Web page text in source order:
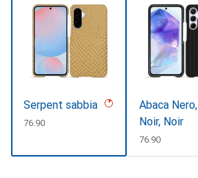
Serpent sabbia
CHF
76.90
Abaca Nero,
Noir, Noir
CHF
76.90